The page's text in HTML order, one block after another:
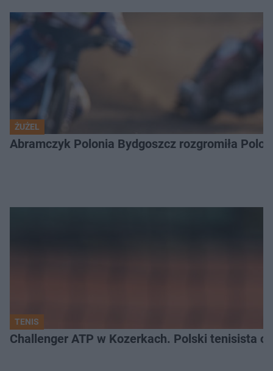
ŻUŻEL
Abramczyk Polonia Bydgoszcz rozgromiła
TENIS
Challenger ATP w Kozerkach. Polski tenisista